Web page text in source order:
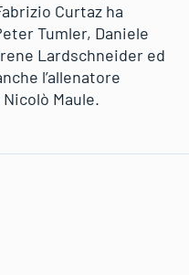
Curtaz ha
Tumler, Daniele
Lardschneider ed
l’allenatore
Maule.